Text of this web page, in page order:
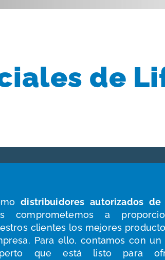
de
distribuidores autorizados de
comprometemos a
clientes los mejores
Para ello, contamos con un
que está listo para